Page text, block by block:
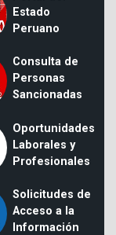
Estado
Peruano
Consulta de
Personas
Sancionadas
Oportunidades
Laborales y
Profesionales
Solicitudes de
Acceso a la
Información